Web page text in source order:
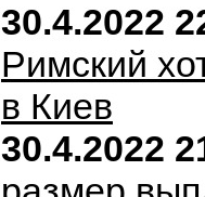
30.4.2022
Римский
в Киев
30.4.2022